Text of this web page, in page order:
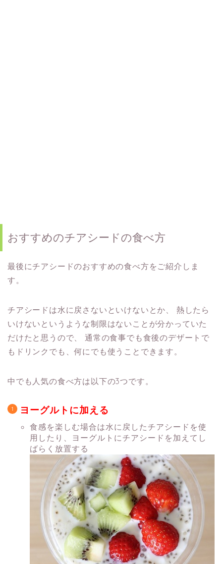
おすすめのチアシードの食べ方
最後にチアシードのおすすめの食べ方をご紹介しま
す。
チアシードは水に戻さないといけないとか、
熱したら
いけないというような制限はないことが分かっていた
だけたと思うので、
通常の食事でも食後のデザートで
もドリンクでも、何にでも使うことできます。
中でも人気の食べ方は以下の3つです。
ヨーグルトに加える
食感を楽しむ場合は水に戻したチアシードを使
用したり、ヨーグルトにチアシードを加えてし
ばらく放置する